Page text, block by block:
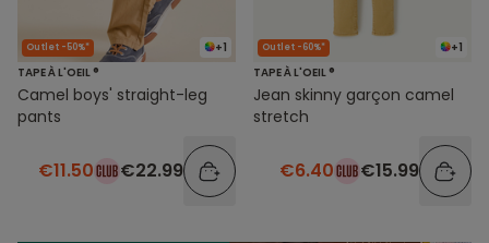
+1
Outlet -50%*
TAPE À L'OEIL ®
Camel boys' straight-leg
pants
€11.50 €22.99
+1
Outlet -60%*
TAPE À L'OEIL ®
Jean skinny garçon camel
stretch
€6.40 €15.99